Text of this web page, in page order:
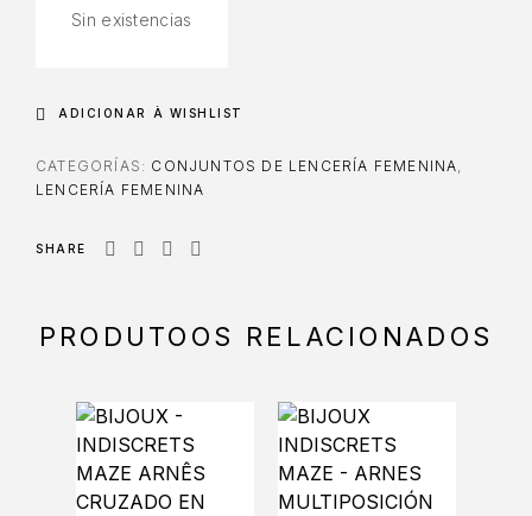
Sin existencias
ADICIONAR À WISHLIST
CATEGORÍAS: CONJUNTOS DE LENCERÍA FEMENINA
LENCERÍA FEMENINA
SHARE
PRODUTOOS RELACIONADOS